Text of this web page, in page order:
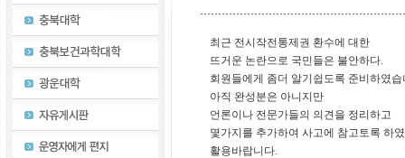
최근 전시작전통제권 환수에 대한
뜨거운 논란으로 국민들은 불안하다.
회원들에게 좀더 알기쉽도록 준비하였습
아직 완성분은 아니지만
언론이나 전문가들의 의견을 정리하고
몇가지를 추가하여 사고에 참고토록 하
활용바랍니다.